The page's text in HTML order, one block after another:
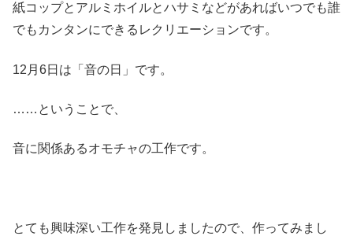
紙コップとアルミホイルとハサミなどがあればいつでも誰
でもカンタンにできるレクリエーションです。
12月6日は「音の日」です。
……ということで、
音に関係あるオモチャの工作です。
とても興味深い工作を発見しましたので、作ってみまし